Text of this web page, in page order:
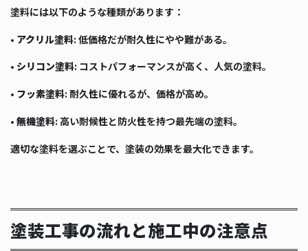
塗料には以下のような種類があります：
• アクリル塗料: 低価格だが耐久性にやや難がある。
• シリコン塗料: コストパフォーマンスが高く、人気の塗料。
• フッ素塗料: 耐久性に優れるが、価格が高め。
• 無機塗料: 高い耐候性と防火性を持つ最先端の塗料。
適切な塗料を選ぶことで、塗装の効果を最大化できます。
塗装工事の流れと施工中の注意点